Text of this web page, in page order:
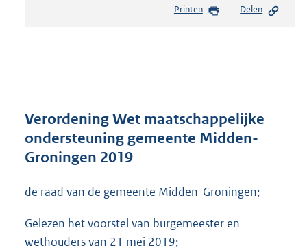
s
r
o
e
1
Printen Delen
Verordening Wet maatschappelijke
ondersteuning gemeente Midden-
Groningen 2019
de raad van de gemeente Midden-Groningen;
Gelezen het voorstel van burgemeester en
wethouders van 21 mei 2019;